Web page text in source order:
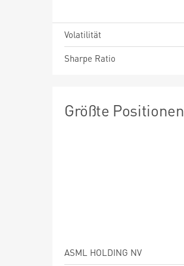
Volatilität
Sharpe Ratio
Größte Positionen
ASML HOLDING NV